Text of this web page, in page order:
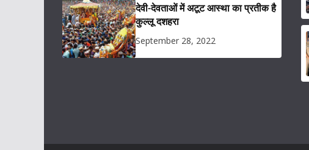
देवी-देवताओं में अटूट आस्था का प्रतीक है
कुल्लू दशहरा
September 28, 2022